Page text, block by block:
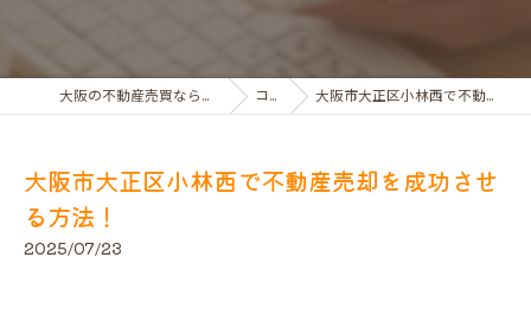
大阪の不動産売買ならだんらん住宅株式会社 コラム 大阪市大正区小林西で不動産売却を成功させる方法！
大阪市大正区小林西で不動産売却を成功させ
る方法！
2025/07/23